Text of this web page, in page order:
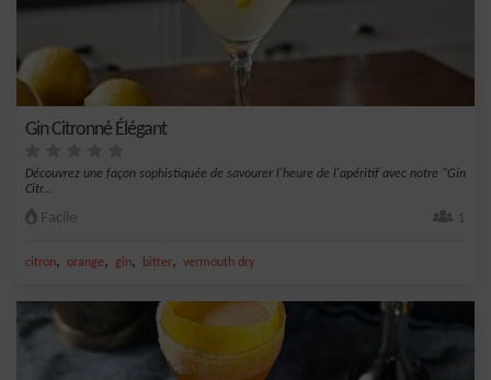
Gin Citronné Élégant
Découvrez une façon sophistiquée de savourer l'heure de l'apéritif avec notre "Gin
Citr...
Facile 1
citron, orange, gin, bitter, vermouth dry